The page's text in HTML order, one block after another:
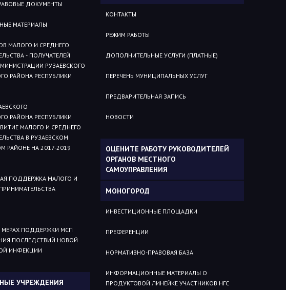
ДОКУМЕНТЫ
МАТЕРИАЛЫ
МАЛОГО И СРЕДНЕГО
- ПОЛУЧАТЕЛЕЙ
РУЗАЕВСКОГО
РАЙОНА РЕСПУБЛИКИ
РАЙОНА РЕСПУБЛИКИ
МАЛОГО И СРЕДНЕГО
В РУЗАЕВСКОМ
РАЙОНЕ НА 2017-2019
ПОДДЕРЖКА МАЛОГО И
ПОДДЕРЖКИ МСП
ПОСЛЕДСТВИЙ НОВОЙ
ИНФЕКЦИИ
УЧРЕЖДЕНИЯ
КОНТАКТЫ
РЕЖИМ РАБОТЫ
ДОПОЛНИТЕЛЬНЫЕ УСЛУГИ (ПЛАТНЫЕ)
ПЕРЕЧЕНЬ МУНИЦИПАЛЬНЫХ УСЛУГ
ПРЕДВАРИТЕЛЬНАЯ ЗАПИСЬ
НОВОСТИ
ОЦЕНИТЕ РАБОТУ РУКОВОДИТЕЛЕЙ
ОРГАНОВ МЕСТНОГО
САМОУПРАВЛЕНИЯ
МОНОГОРОД
ИНВЕСТИЦИОННЫЕ ПЛОЩАДКИ
ПРЕФЕРЕНЦИИ
НОРМАТИВНО-ПРАВОВАЯ БАЗА
ИНФОРМАЦИОННЫЕ МАТЕРИАЛЫ О
ПРОДУКТОВОЙ ЛИНЕЙКЕ УЧАСТНИКОВ НГС